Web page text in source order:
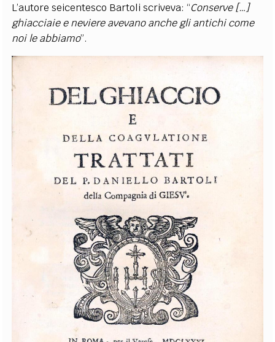
L’autore seicentesco Bartoli scriveva: “Conserve […]
ghiacciaie e neviere avevano anche gli antichi come
noi le abbiamo”.